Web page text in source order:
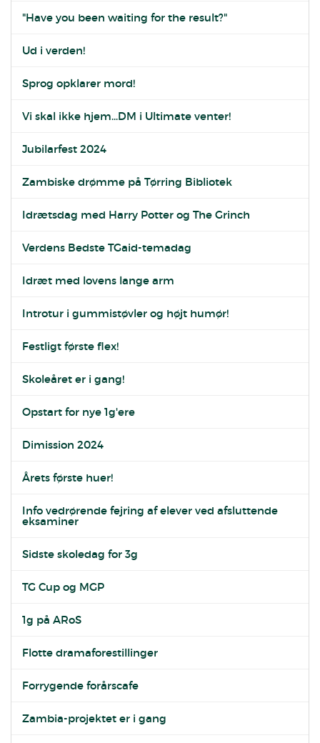
"Have you been waiting for the result?"
Ud i verden!
Sprog opklarer mord!
Vi skal ikke hjem...DM i Ultimate venter!
Jubilarfest 2024
Zambiske drømme på Tørring Bibliotek
Idrætsdag med Harry Potter og The Grinch
Verdens Bedste TGaid-temadag
Idræt med lovens lange arm
Introtur i gummistøvler og højt humør!
Festligt første flex!
Skoleåret er i gang!
Opstart for nye 1g'ere
Dimission 2024
Årets første huer!
Info vedrørende fejring af elever ved afsluttende
eksaminer
Sidste skoledag for 3g
TG Cup og MGP
1g på ARoS
Flotte dramaforestillinger
Forrygende forårscafe
Zambia-projektet er i gang